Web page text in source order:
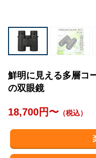
鮮明に見える多層コ
の双眼鏡
18,700円〜 （税込）